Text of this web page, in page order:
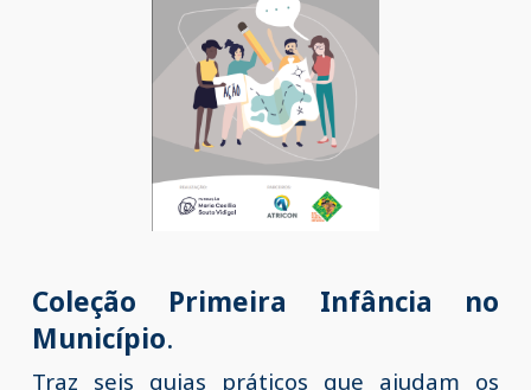
Coleção Primeira Infância no
Município.
Traz seis guias práticos que ajudam os